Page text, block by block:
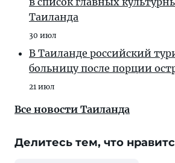
Таиланда
30 июл
В Таиланде российский
больницу после порции
21 июл
Все новости Таиланда
Делитесь тем, что